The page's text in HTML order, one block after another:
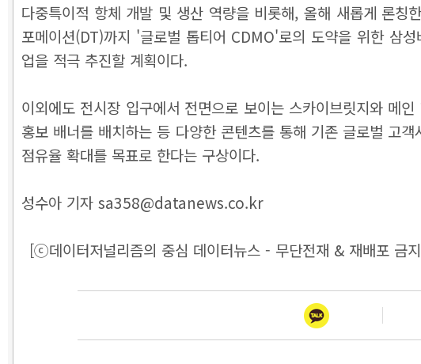
다중특이적 항체 개발 및 생산 역량을 비롯해, 올해 새롭게 론
포메이션(DT)까지 '글로벌 톱티어 CDMO'로의 도약을 위한 삼
업을 적극 추진할 계획이다.
이외에도 전시장 입구에서 전면으로 보이는 스카이브릿지와 메
홍보 배너를 배치하는 등 다양한 콘텐츠를 통해 기존 글로벌 고
점유율 확대를 목표로 한다는 구상이다.
성수아 기자 sa358@datanews.co.kr
[ⓒ데이터저널리즘의 중심 데이터뉴스 - 무단전재 & 재배포 금